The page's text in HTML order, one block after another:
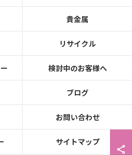
貴金属
リサイクル
検討中のお客様へ
ブログ
お問い合わせ
サイトマップ